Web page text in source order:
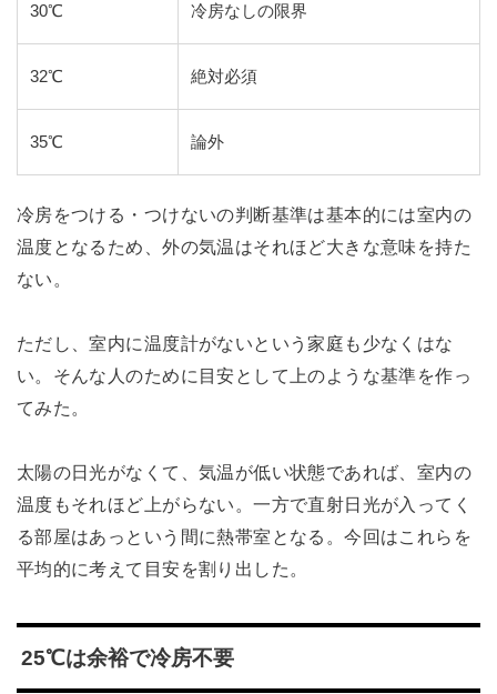
30℃ 冷房なしの限界
32℃ 絶対必須
35℃ 論外
冷房をつける・つけないの判断基準は基本的には室内の
温度となるため、外の気温はそれほど大きな意味を持た
ない。
ただし、室内に温度計がないという家庭も少なくはな
い。そんな人のために目安として上のような基準を作っ
てみた。
太陽の日光がなくて、気温が低い状態であれば、室内の
温度もそれほど上がらない。一方で直射日光が入ってく
る部屋はあっという間に熱帯室となる。今回はこれらを
平均的に考えて目安を割り出した。
25℃は余裕で冷房不要